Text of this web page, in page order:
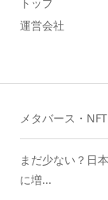
運営会社
メタバース・
まだ少ない？日
に増...